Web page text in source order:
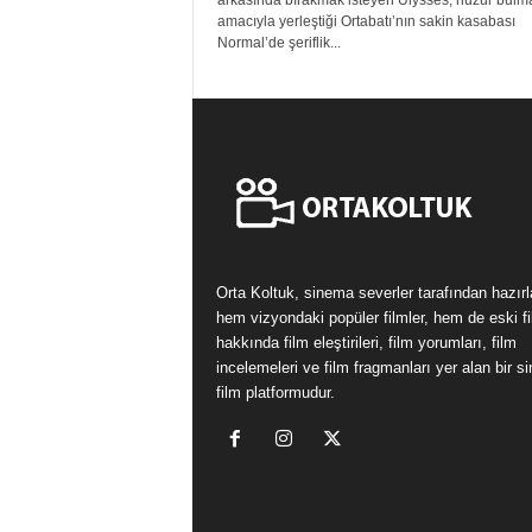
amacıyla yerleştiği Ortabatı’nın sakin kasabası
Normal’de şeriflik...
Orta Koltuk, sinema severler tarafından
hem vizyondaki popüler filmler, hem de eski
hakkında film eleştirileri, film yorumları, film
incelemeleri ve film fragmanları yer alan bir
film platformudur.